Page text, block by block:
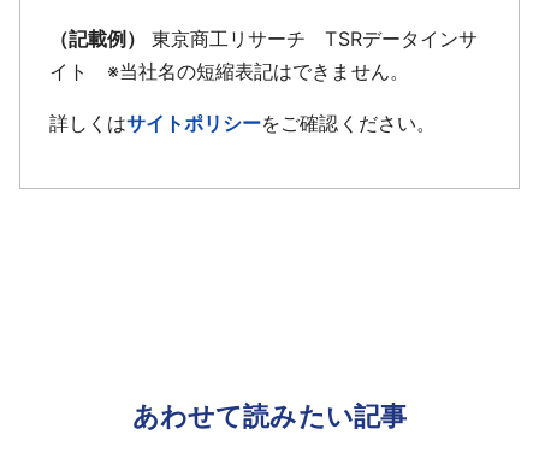
（記載例）
東京商工リサーチ TSRデータインサ
イト ※当社名の短縮表記はできません。
詳しくはサイトポリシーをご確認ください。
あわせて読みたい記事